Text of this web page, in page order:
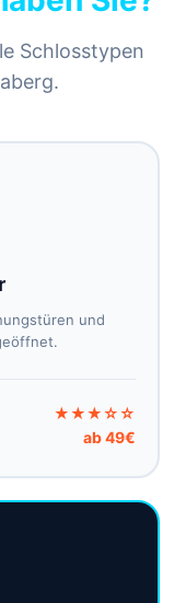
Schlosstypen
und
★★★☆☆
ab 49€